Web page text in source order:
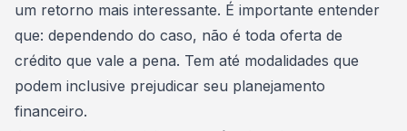
um retorno mais interessante. É importante entender
que: dependendo do caso, não é toda oferta de
crédito que vale a pena. Tem até modalidades que
podem inclusive prejudicar seu planejamento
financeiro.